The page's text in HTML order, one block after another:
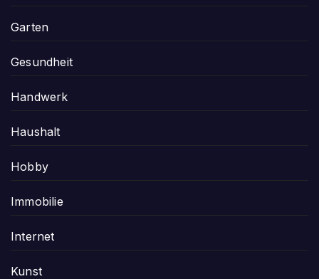
Garten
Gesundheit
Handwerk
Haushalt
Hobby
Immobilie
Internet
Kunst